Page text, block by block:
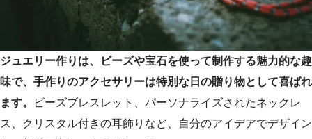
ジュエリー作りは、ビーズや宝石を使って制作する魅力的な趣
味で、手作りのアクセサリーは特別な日の贈り物として喜ばれ
ます。
ビーズブレスレット、パーソナライズされたネックレ
ス、クリスタル付きの耳飾りなど、自分のアイデアでデザイン